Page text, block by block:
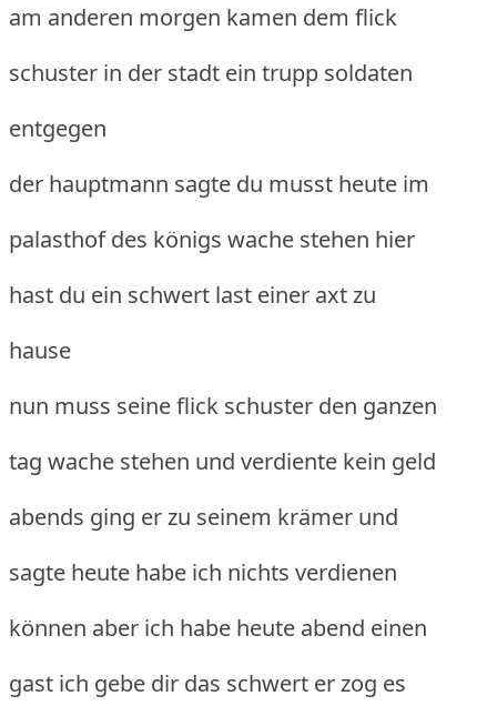
am anderen morgen kamen dem flick
schuster in der stadt ein trupp soldaten
entgegen
der hauptmann sagte du musst heute im
palasthof des königs wache stehen hier
hast du ein schwert last einer axt zu
hause
nun muss seine flick schuster den ganzen
tag wache stehen und verdiente kein geld
abends ging er zu seinem krämer und
sagte heute habe ich nichts verdienen
können aber ich habe heute abend einen
gast ich gebe dir das schwert er zog es